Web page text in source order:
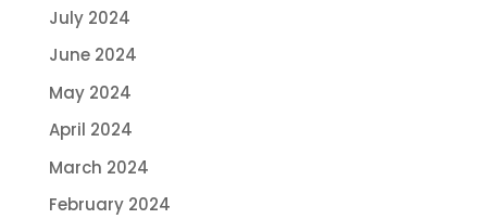
July 2024
June 2024
May 2024
April 2024
March 2024
February 2024